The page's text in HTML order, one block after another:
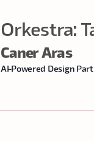
Orkestra:
Caner Aras
AI-Powered Design